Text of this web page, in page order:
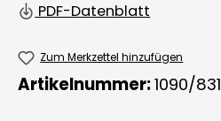
PDF-Datenblatt
Zum Merkzettel hinzufügen
Artikelnummer:1090/831